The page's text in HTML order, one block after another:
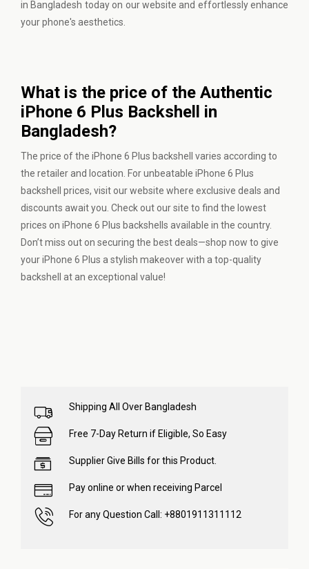
in Bangladesh today on our website and effortlessly enhance
your phone's aesthetics.
What is the price of the Authentic
iPhone 6 Plus Backshell in
Bangladesh?
The price of the iPhone 6 Plus backshell varies according to
the retailer and location. For unbeatable iPhone 6 Plus
backshell prices, visit our website where exclusive deals and
discounts await you. Check out our site to find the lowest
prices on iPhone 6 Plus backshells available in the country.
Don’t miss out on securing the best deals—shop now to give
your iPhone 6 Plus a stylish makeover with a top-quality
backshell at an exceptional value!
Shipping All Over Bangladesh
Free 7-Day Return if Eligible, So Easy
Supplier Give Bills for this Product.
Pay online or when receiving Parcel
For any Question Call: +8801911311112